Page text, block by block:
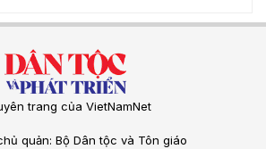
trang của VietNamNet
quản: Bộ Dân tộc và Tôn giáo